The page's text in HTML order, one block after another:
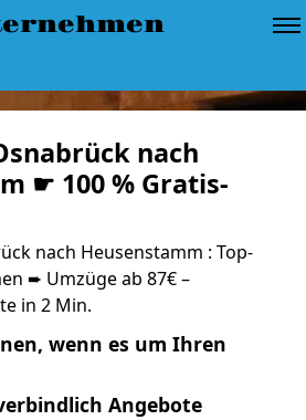
nach
☛ 100 % Gratis-
nach Heusenstamm : Top-
➨ Umzüge ab 87€ –
in 2 Min.
wenn es um Ihren
Angebote